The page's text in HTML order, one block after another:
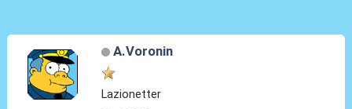
A.Voronin
Lazionetter